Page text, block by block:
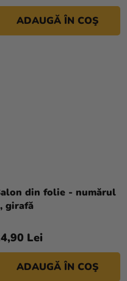
ADAUGĂ ÎN COŞ
din folie - numărul
girafă
Lei
ADAUGĂ ÎN COŞ